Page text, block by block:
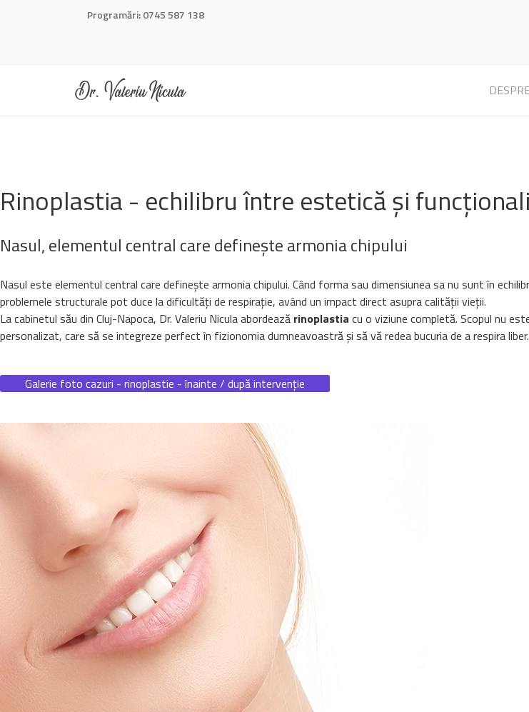
Programări:0745 587 138
Rinoplastia - echilibru între estetică și
Nasul, elementul central care definește armonia chipului
Nasul este elementul central care definește armonia chipului. Când forma sau dimensiunea sa nu sunt în
problemele structurale pot duce la dificultăți de respirație, având un impact direct asupra calității vieții.
La cabinetul său din Cluj-Napoca, Dr. Valeriu Nicula abordează rinoplastia cu o viziune completă. Scopul nu
personalizat, care să se integreze perfect în fizionomia dumneavoastră și să vă redea bucuria de a respira liber.
Galerie foto cazuri - rinoplastie - înainte / după intervenție